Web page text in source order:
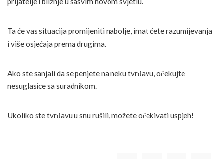
Ta će vas situacija promijeniti nabolje, imat ćete razumijevanja
i više osjećaja prema drugima.
Ako ste sanjali da se penjete na neku tvrđavu, očekujte
nesuglasice sa suradnikom.
Ukoliko ste tvrđavu u snu rušili, možete očekivati uspjeh!